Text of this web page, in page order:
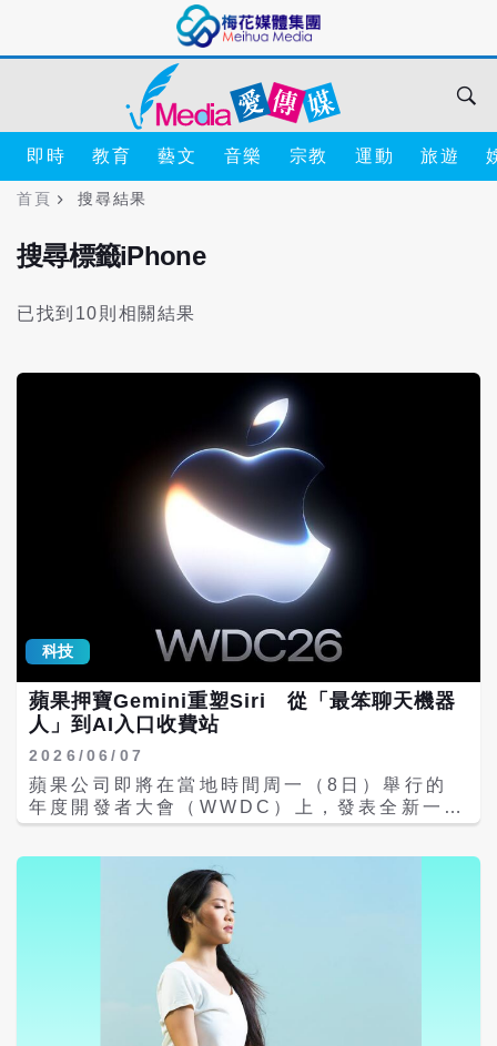
即時 教育 藝文 音樂 宗教 運動 旅遊
首頁 搜尋結果
搜尋標籤iPhone
已找到10則相關結果
科技
蘋果押寶Gemini重塑Siri 從「最笨聊天機器
人」到AI入口收費站
2026/06/07
蘋果公司即將在當地時間周一（8日）舉行的
年度開發者大會（WWDC）上，發表全新一代
Siri。這款長期被詬病為「最笨聊天機器人」
接近ChatGPT水準，幫助蘋果在生成式AI領
域實現全面反攻。 Apples Plan for AI
Dominance Rests on Fixing Its Much-
Maligned Chatbot
https://t.co/HS1VkKEEqh Maya
(@rose_howdy) June 5, 2026 《華爾街日
報》（The Wall Street Journal）報導，據
了解，新版Siri將建構在Google Gemini技